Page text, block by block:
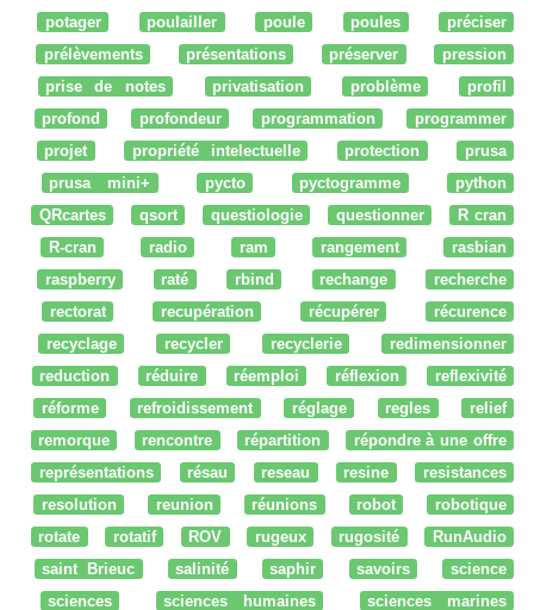
potager
poulailler poule poules
préciser
prélèvements
présentations préserver
pression
prise de notes
privatisation problème
profil
profond
profondeur programmation
programmer
projet
propriété intelectuelle protection
prusa
prusa mini+
pycto pyctogramme
python
QRcartes
qsort questiologie questionner
R cran
R-cran
radio ram rangement
rasbian
raspberry
raté rbind rechange
recherche
rectorat
recupération récupérer
récurence
recyclage
recycler recyclerie
redimensionner
reduction
réduire réemploi réflexion
reflexivité
réforme
refroidissement réglage regles
relief
remorque
rencontre répartition
répondre à une offre
représentations
résau reseau resine
resistances
resolution
reunion réunions robot
robotique
rotate
rotatif ROV rugeux rugosité
RunAudio
saint Brieuc
salinité saphir savoirs
science
sciences
sciences humaines
sciences marines